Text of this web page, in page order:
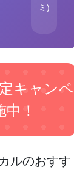
ミ)
キャンペ
！
ルのおすす